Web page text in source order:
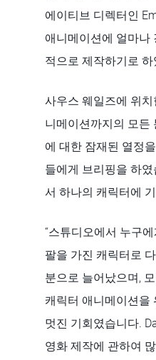
에이티브 디렉터인
애니메이션에 얼마나
적으로 제작하기로
사우스 웨일즈에 위
니메이션까지의 모든
에 대한 잠재된 열정
들에게 브리핑을 하
서 하나의 캐릭터에
“스튜디오에서 누구
팔을 가진 캐릭터로
분으로 늘어났으며,
캐릭터 애니메이션을
멋진 기회였습니다.
영화 제작에 관하여